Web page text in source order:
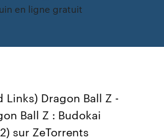
en ligne gratuit
Links) Dragon Ball Z -
Ball Z : Budokai
sur ZeTorrents